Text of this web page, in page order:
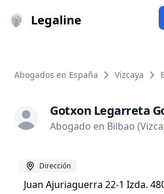
Legaline
Abogados en España Vizcaya
Gotxon Legarreta
Abogado en Bilbao
Dirección
Juan Ajuriaguerra 22-1 Izda.